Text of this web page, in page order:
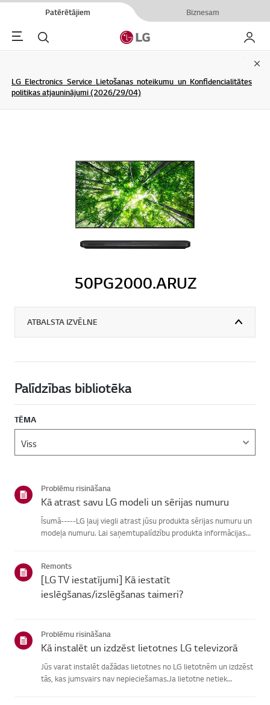
Patērētājiem Biznesam
Menu Meklēt Mans
LG Electronics Service Lietošanas noteikumu un Konfidencialitātes
politikas atjauninājumi (2026/29/04)
50PG2000.ARUZ
ATBALSTA IZVĒLNE
Palīdzības bibliotēka
TĒMA
Problēmu risināšana
Kā atrast savu LG modeli un sērijas numuru
Īsumā-----LG ļauj viegli atrast jūsu produkta sērijas numuru un
modeļa numuru. Lai saņemtupalīdzību produkta informācijas
Remonts
[LG TV iestatījumi] Kā iestatīt
ieslēgšanas/izslēgšanas taimeri?
Problēmu risināšana
Kā instalēt un izdzēst lietotnes LG televizorā
Jūs varat instalēt dažādas lietotnes no LG lietotnēm un izdzēst
tās, kas jumsvairs nav nepieciešamas.Ja lietotne netiek